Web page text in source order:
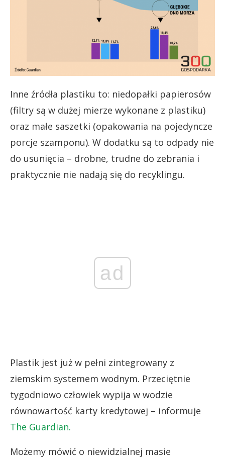
Inne źródła plastiku to: niedopałki papierosów
(filtry są w dużej mierze wykonane z plastiku)
oraz małe saszetki (opakowania na pojedyncze
porcje szamponu). W dodatku są to odpady nie
do usunięcia – drobne, trudne do zebrania i
praktycznie nie nadają się do recyklingu.
ad
Plastik jest już w pełni zintegrowany z
ziemskim systemem wodnym. Przeciętnie
tygodniowo człowiek wypija w wodzie
równowartość karty kredytowej – informuje
The Guardian.
Możemy mówić o niewidzialnej masie